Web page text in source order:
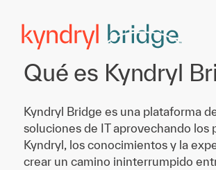
Qué es Kyndryl
Kyndryl Bridge es una plataforma
soluciones de IT aprovechando
Kyndryl, los conocimientos y la
crear un camino ininterrumpido